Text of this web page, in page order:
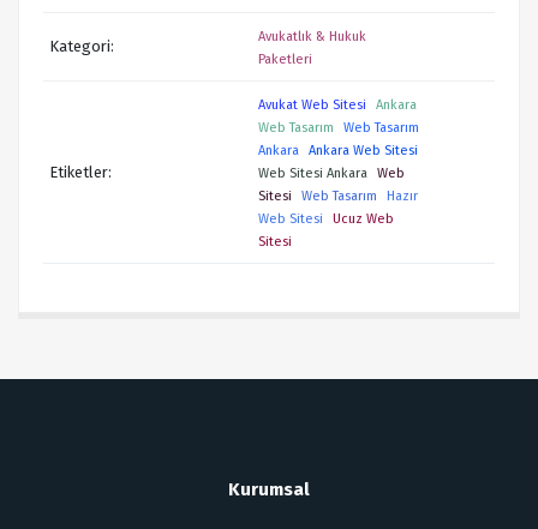
Kategori:
Avukatlık & Hukuk
Paketleri
Etiketler:
Avukat Web Sitesi
Ankara
Web Tasarım
Web Tasarım
Ankara
Ankara Web Sitesi
Web Sitesi Ankara
Web
Sitesi
Web Tasarım
Hazır
Web Sitesi
Ucuz Web
Sitesi
Kurumsal